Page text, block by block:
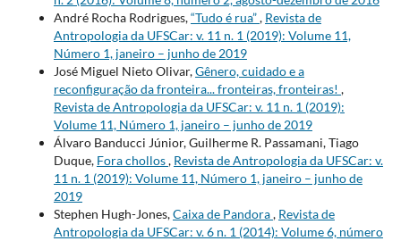
André Rocha Rodrigues,“Tudo é rua”, Revista de
Antropologia da UFSCar: v. 11 n. 1 (2019): Volume 11,
Número 1, janeiro – junho de 2019
José Miguel Nieto Olivar,Gênero, cuidado e a
reconfiguração da fronteira... fronteiras, fronteiras! ,
Revista de Antropologia da UFSCar: v. 11 n. 1 (2019):
Volume 11, Número 1, janeiro – junho de 2019
Álvaro Banducci Júnior, Guilherme R. Passamani, Tiago
Duque, Fora chollos, Revista de Antropologia da UFSCar: v.
11 n. 1 (2019): Volume 11, Número 1, janeiro – junho de
2019
Stephen Hugh-Jones,Caixa de Pandora, Revista de
Antropologia da UFSCar: v. 6 n. 1 (2014): Volume 6, número